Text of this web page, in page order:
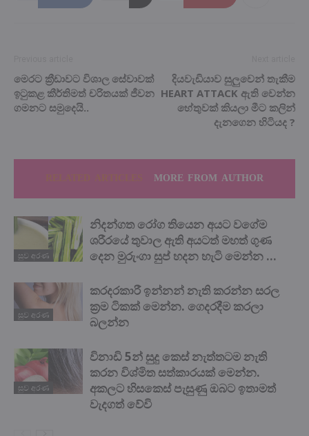
මෙරට ක්‍රීඩාවට විශාල සේවාවක්
ඉටුකළ කීර්තිමත් චරිතයක් ජීවන
ගමනට සමුදෙයි..
දියවැඩියාව සුලුවෙන් තැකීම
HEART ATTACK ඇති වෙන්න
හේතුවක් කියලා මීට කලින්
දැනගෙන හිටියද ?
MORE FROM AUTHOR
සුව අරණ
නිදන්ගත රෝග තියෙන අයට වගේම
ශරීරයේ තුවාල ඇති අයටත් මහත් ගුණ
දෙන මුරුංගා සුප් හදන හැටි මෙන්න …
සුව අරණ
කරදරකාරී ඉන්නන් නැති කරන්න සරල
ක්‍රම ටිකක් මෙන්න. ගෙදරදීම කරලා
බලන්න
සුව අරණ
විනාඩි 5න් සුදු කෙස් නැත්තටම නැති
කරන විශ්මිත සත්කාරයක් මෙන්න.
අකලට හිසකෙස් පැසුණු ඔබට ඉතාමත්
වැදගත් වේවි